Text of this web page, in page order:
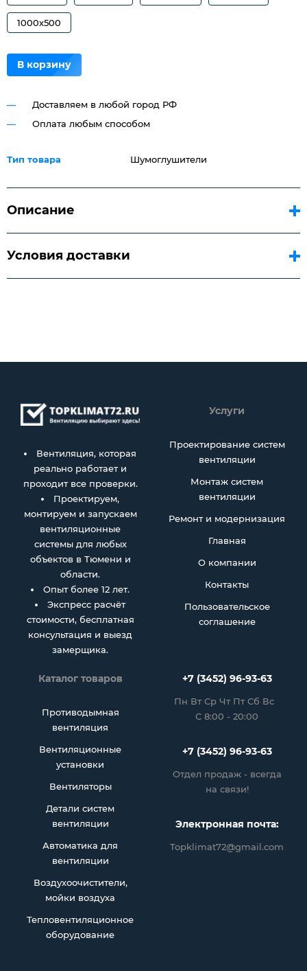
1000х500
В корзину
Доставляем в любой город РФ
Оплата любым способом
Тип товара Шумоглушители
Описание
Условия доставки
Вентиляция, которая
реально работает и
проходит все проверки.
Проектируем,
монтируем и запускаем
вентиляционные
системы для любых
объектов в Тюмени и
области.
Опыт более 12 лет.
Экспресс расчёт
стоимости, бесплатная
консультация и выезд
замерщика.
Услуги
Проектирование систем
вентиляции
Монтаж систем
вентиляции
Ремонт и модернизация
Главная
О компании
Контакты
Пользовательское
соглашение
Каталог товаров
Противодымная
вентиляция
Вентиляционные
установки
Вентиляторы
Детали систем
вентиляции
Автоматика для
вентиляции
Воздухоочистители,
мойки воздуха
Тепловентиляционное
оборудование
+7 (3452) 96-93-63
Пн Вт Ср Чт Пт Сб Вс
С 8:00 - 20:00
+7 (3452) 96-93-63
Отдел продаж - всегда
на связи!
Электронная почта:
Topklimat72@gmail.com